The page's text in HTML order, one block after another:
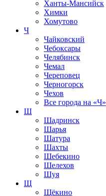
Ханты-Мансийск
Химки
Хомутово
Ч
Чайковский
Чебоксары
Челябинск
Чемал
Череповец
Черногорск
Чехов
Все города на «Ч»
Ш
Шадринск
Шарья
Шатура
Шахты
Шебекино
Шелехов
Шуя
Щ
Щёкино